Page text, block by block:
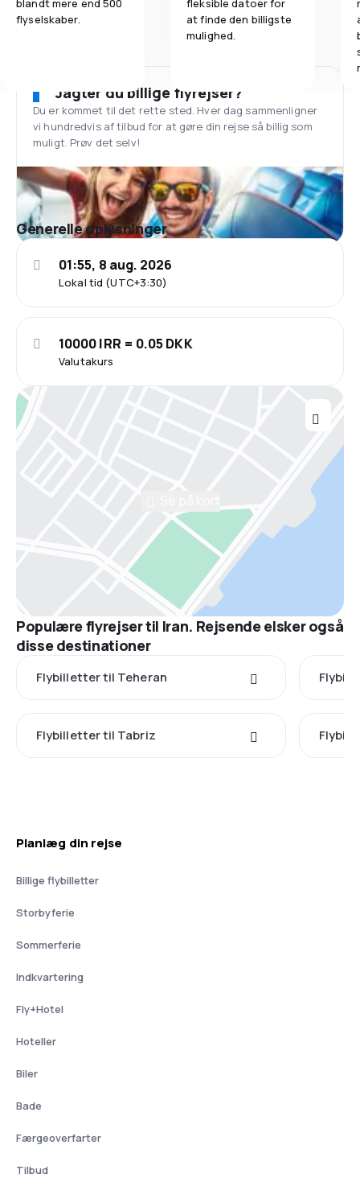
blandt mere end 500
flyselskaber.
fleksible datoer for
at finde den billigste
mulighed.
Jagter du billige flyrejser?
Du er kommet til det rette sted. Hver dag sammenligner
vi hundredvis af tilbud for at gøre din rejse så billig som
muligt. Prøv det selv!
Generelle oplysninger
Lokal tid (UTC+3:30)
01:55, 8 aug. 2026
Valutakurs
10000 IRR = 0.05 DKK
Populære flyrejser til Iran. Rejsende elsker også
disse destinationer
Flybilletter til Teheran
Flybilletter til Tabriz
Planlæg din rejse
Billige flybilletter
Storbyferie
Sommerferie
Indkvartering
Fly+Hotel
Hoteller
Biler
Bade
Færgeoverfarter
Tilbud